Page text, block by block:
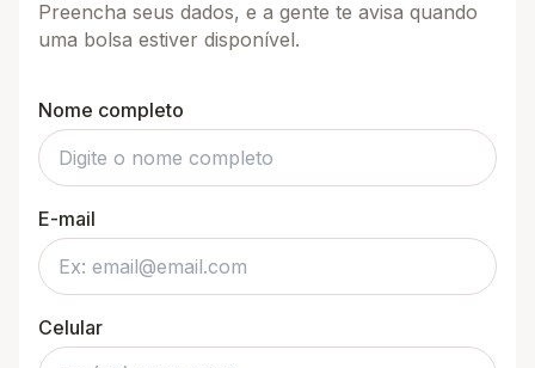
Preencha seus dados, e a gente te avisa quando
uma bolsa estiver disponível.
Nome completo
E-mail
Celular